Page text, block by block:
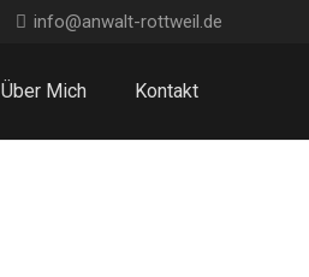
info@anwalt-rottweil.de
Über Mich Kontakt